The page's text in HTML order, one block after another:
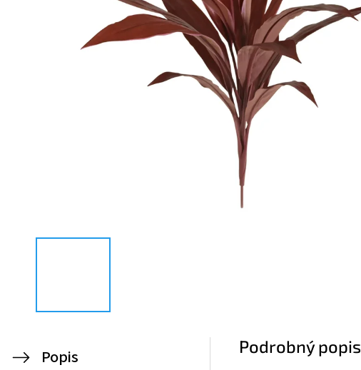
Popis
Podrobný popis